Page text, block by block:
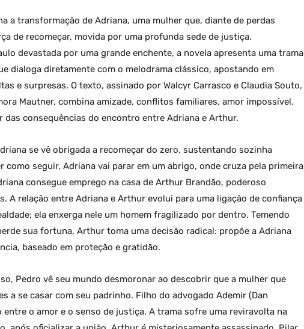
a transformação de Adriana, uma mulher que, diante de perdas
de recomeçar, movida por uma profunda sede de justiça.
devastada por uma grande enchente, a novela apresenta uma trama
dialoga diretamente com o melodrama clássico, apostando em
e surpresas. O texto, assinado por Walcyr Carrasco e Claudia Souto,
Mautner, combina amizade, conflitos familiares, amor impossível,
das consequências do encontro entre Adriana e Arthur.
se vê obrigada a recomeçar do zero, sustentando sozinha
como seguir, Adriana vai parar em um abrigo, onde cruza pela primeira
consegue emprego na casa de Arthur Brandão, poderoso
A relação entre Adriana e Arthur evolui para uma ligação de confiança
ela enxerga nele um homem fragilizado por dentro. Temendo
sua fortuna, Arthur toma uma decisão radical: propõe a Adriana
baseado em proteção e gratidão.
Pedro vê seu mundo desmoronar ao descobrir que a mulher que
a se casar com seu padrinho. Filho do advogado Ademir (Dan
entre o amor e o senso de justiça. A trama sofre uma reviravolta na